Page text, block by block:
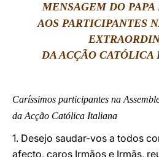
MENSAGEM DO
AOS PARTICIPANTES
DA ACÇÃO
Caríssimos participantes na
da Acção Católica Italiana
1. Desejo saudar-vos a todos
afecto, caros Irmãos e Irmãs,